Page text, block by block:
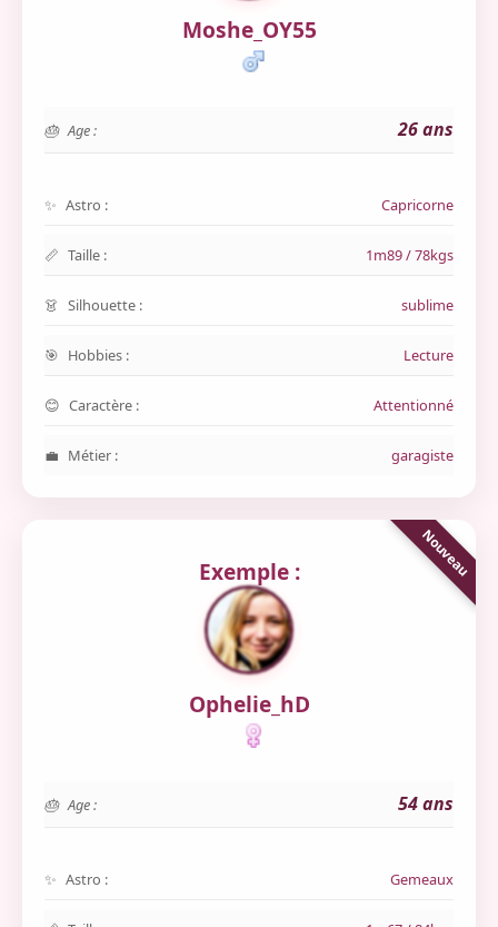
Moshe_OY55
Age : 26 ans
Astro : Capricorne
Taille : 1m89 / 78kgs
Silhouette : sublime
Hobbies : Lecture
Caractère : Attentionné
Métier : garagiste
Exemple :
Ophelie_hD
Age : 54 ans
Astro : Gemeaux